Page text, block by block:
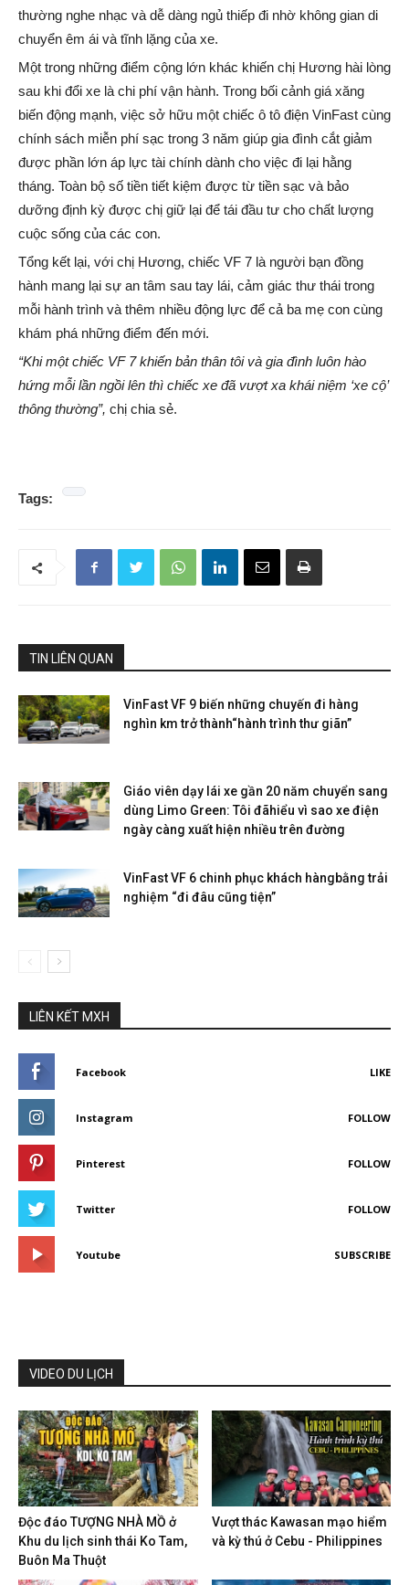
thường nghe nhạc và dễ dàng ngủ thiếp đi nhờ không gian di
chuyển êm ái và tĩnh lặng của xe.
Một trong những điểm cộng lớn khác khiến chị Hương hài lòng
sau khi đổi xe là chi phí vận hành. Trong bối cảnh giá xăng
biến động mạnh, việc sở hữu một chiếc ô tô điện VinFast cùng
chính sách miễn phí sạc trong 3 năm giúp gia đình cắt giảm
được phần lớn áp lực tài chính dành cho việc đi lại hằng
tháng. Toàn bộ số tiền tiết kiệm được từ tiền sạc và bảo
dưỡng định kỳ được chị giữ lại để tái đầu tư cho chất lượng
cuộc sống của các con.
Tổng kết lại, với chị Hương, chiếc VF 7 là người bạn đồng
hành mang lại sự an tâm sau tay lái, cảm giác thư thái trong
mỗi hành trình và thêm nhiều động lực để cả ba mẹ con cùng
khám phá những điểm đến mới.
“Khi một chiếc VF 7 khiến bản thân tôi và gia đình luôn hào
hứng mỗi lần ngồi lên thì chiếc xe đã vượt xa khái niệm ‘xe cộ’
thông thường”, chị chia sẻ.
Tags:
TIN LIÊN QUAN
VinFast VF 9 biến những chuyến đi hàng
nghìn km trở thành“hành trình thư giãn”
Giáo viên dạy lái xe gần 20 năm chuyển sang
dùng Limo Green: Tôi đãhiểu vì sao xe điện
ngày càng xuất hiện nhiều trên đường
VinFast VF 6 chinh phục khách hàngbằng trải
nghiệm “đi đâu cũng tiện”
LIÊN KẾT MXH
Facebook LIKE
Instagram FOLLOW
Pinterest FOLLOW
Twitter FOLLOW
Youtube SUBSCRIBE
VIDEO DU LỊCH
Độc đáo TƯỢNG NHÀ MỒ ở
Khu du lịch sinh thái Ko Tam,
Buôn Ma Thuột
Vượt thác Kawasan mạo hiểm
và kỳ thú ở Cebu - Philippines